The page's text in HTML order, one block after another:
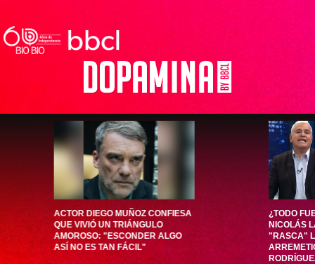
ACTOR DIEGO MUÑOZ CONFIESA
QUE VIVIÓ UN TRIÁNGULO
AMOROSO: "ESCONDER ALGO
ASÍ NO ES TAN FÁCIL"
¿TODO
NICOLÁS
"RASCA"